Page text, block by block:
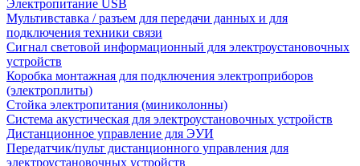
Электропитание USB
Мультивставка / разъем для передачи данных и для
подключения техники связи
Сигнал световой информационный для электроустановочных
устройств
Коробка монтажная для подключения электроприборов
(электроплиты)
Стойка электропитания (миниколонны)
Система акустическая для электроустановочных устройств
Дистанционное управление для ЭУИ
Передатчик/пульт дистанционного управления для
электроустановочных устройств